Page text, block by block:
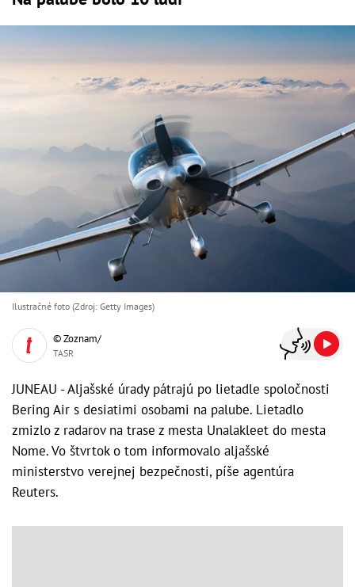
Ilustračné foto (Zdroj: Getty Images)
© Zoznam/
TASR
JUNEAU - Aljašské úrady pátrajú po lietadle spoločnosti
Bering Air s desiatimi osobami na palube. Lietadlo
zmizlo z radarov na trase z mesta Unalakleet do mesta
Nome. Vo štvrtok o tom informovalo aljašské
ministerstvo verejnej bezpečnosti, píše agentúra
Reuters.